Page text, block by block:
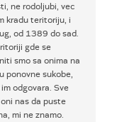
ne rodoljubi, vec
kradu teritoriju, i
od 1389 do sad.
gde se
smo sa onima na
ponovne sukobe,
odgovara. Sve
nas da puste
mi ne znamo.